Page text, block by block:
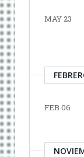
MAY 23
FEB 06